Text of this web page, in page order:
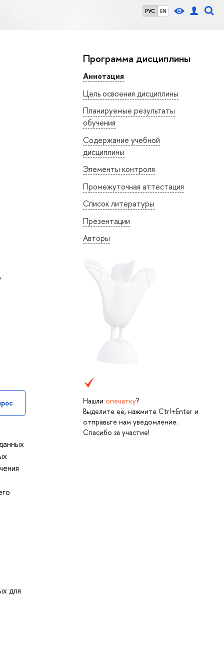
РУС EN
Программа дисциплины
Аннотация
Цель освоения дисциплины
Планируемые результаты
обучения
Содержание учебной
дисциплины
Элементы контроля
Промежуточная аттестация
Список литературы
Презентации
Авторы
Нашли опечатку?
Выделите её, нажмите Ctrl+Enter и
отправьте нам уведомление.
Спасибо за участие!
,
для